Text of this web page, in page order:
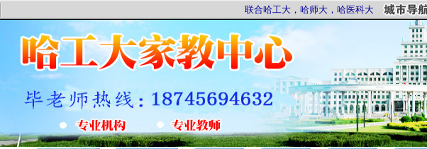
联合哈工大，哈师大，哈医科大，东林，东